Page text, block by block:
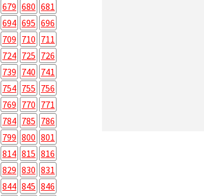
679 680 681
694 695 696
709 710 711
724 725 726
739 740 741
754 755 756
769 770 771
784 785 786
799 800 801
814 815 816
829 830 831
844 845 846